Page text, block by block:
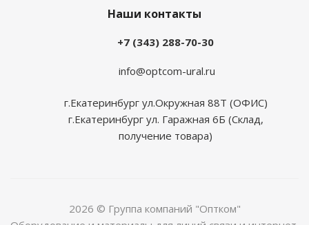
Наши контакты
+7 (343) 288-70-30
info@optcom-ural.ru
г.Екатеринбург ул.Окружная 88Т (ОФИС)
г.Екатеринбург ул. Гаражная 6Б (Склад,
получение товара)
2026 © Группа компаний "Оптком"